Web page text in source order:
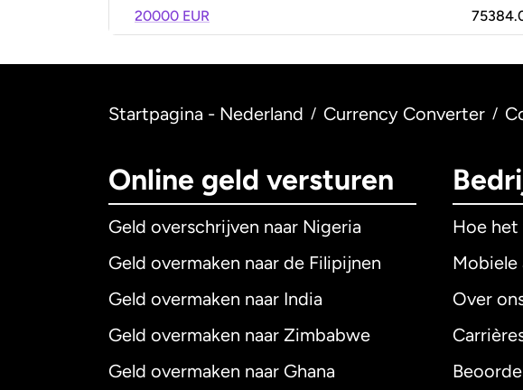
20000 EUR
Startpagina - Nederland / Currency Converter /
Online geld versturen
Geld overschrijven naar Nigeria
Geld overmaken naar de Filipijnen
Geld overmaken naar India
Geld overmaken naar Zimbabwe
Geld overmaken naar Ghana
Hoe
Mobiele
Over